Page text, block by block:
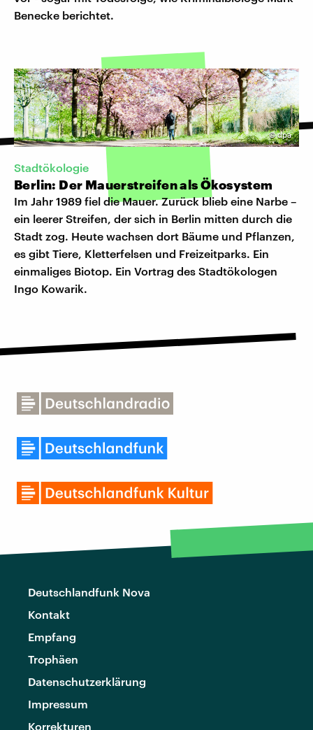
Benecke berichtet.
©dpa
Stadtökologie
Berlin: Der Mauerstreifen als Ökosystem
Im Jahr 1989 fiel die Mauer. Zurück blieb eine Narbe –
ein leerer Streifen, der sich in Berlin mitten durch die
Stadt zog. Heute wachsen dort Bäume und Pflanzen,
es gibt Tiere, Kletterfelsen und Freizeitparks. Ein
einmaliges Biotop. Ein Vortrag des Stadtökologen
Ingo Kowarik.
Deutschlandfunk Nova
Kontakt
Empfang
Trophäen
Datenschutzerklärung
Impressum
Korrekturen